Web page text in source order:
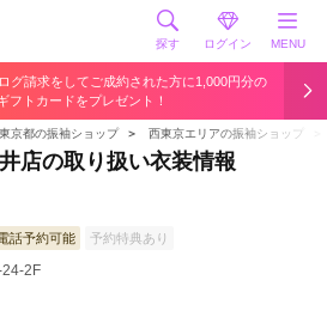
探す ログイン MENU
グ請求をしてご成約された方に1,000円分の
フトカードをプレゼント！
東京都の振袖ショップ ＞ 西東京エリアの振袖ショップ
店の取り扱い衣装情報
話予約可能 予約特典あり
2F